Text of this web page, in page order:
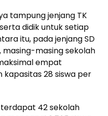
tampung jenjang TK
didik untuk setiap
itu, pada jenjang SD
masing-masing sekolah
empat
28 siswa per
terdapat 42 sekolah